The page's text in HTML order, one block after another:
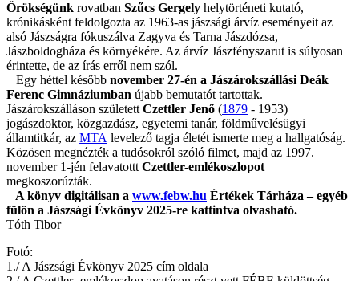
Örökségünk rovatban Szűcs Gergely helytörténeti kutató,
krónikásként feldolgozta az 1963-as jászsági árvíz eseményeit az
alsó Jászságra fókuszálva Zagyva és Tarna Jászdózsa,
Jászboldogháza és környékére. Az árvíz Jászfényszarut is súlyosan
érintette, de az írás erről nem szól.
Egy héttel később november 27-én a Jászárokszállási Deák
Ferenc Gimnáziumban újabb bemutatót tartottak.
Jászárokszálláson született Czettler Jenő (1879 - 1953)
jogászdoktor, közgazdász, egyetemi tanár, földművelésügyi
államtitkár, az MTA levelező tagja életét ismerte meg a hallgatóság.
Közösen megnézték a tudósokról szóló filmet, majd az 1997.
november 1-jén felavatottt Czettler-emlékoszlopot
megkoszorúzták.
A könyv digitálisan a www.febw.hu Értékek Tárháza – egyéb
fülön a Jászsági Évkönyv 2025-re kattintva olvasható.
Tóth Tibor
Fotó:
1./ A Jászsági Évkönyv 2025 cím oldala